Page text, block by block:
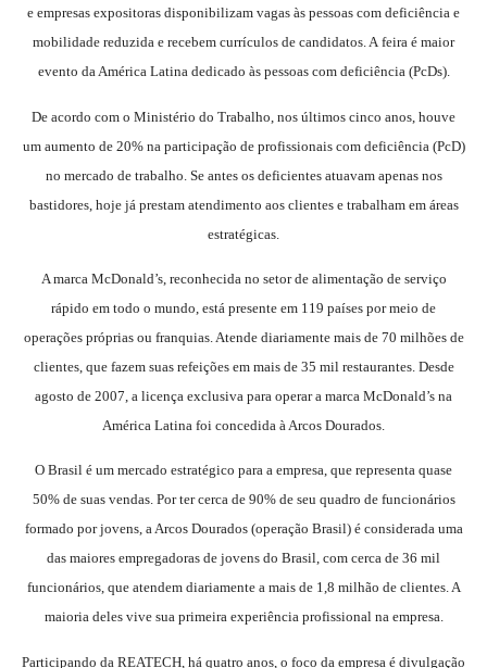
e empresas expositoras disponibilizam vagas às pessoas com deficiência e
mobilidade reduzida e recebem currículos de candidatos. A feira é maior
evento da América Latina dedicado às pessoas com deficiência (PcDs).
De acordo com o Ministério do Trabalho, nos últimos cinco anos, houve
um aumento de 20% na participação de profissionais com deficiência (PcD)
no mercado de trabalho. Se antes os deficientes atuavam apenas nos
bastidores, hoje já prestam atendimento aos clientes e trabalham em áreas
estratégicas.
A marca McDonald’s, reconhecida no setor de alimentação de serviço
rápido em todo o mundo, está presente em 119 países por meio de
operações próprias ou franquias. Atende diariamente mais de 70 milhões de
clientes, que fazem suas refeições em mais de 35 mil restaurantes. Desde
agosto de 2007, a licença exclusiva para operar a marca McDonald’s na
América Latina foi concedida à Arcos Dourados.
O Brasil é um mercado estratégico para a empresa, que representa quase
50% de suas vendas. Por ter cerca de 90% de seu quadro de funcionários
formado por jovens, a Arcos Dourados (operação Brasil) é considerada uma
das maiores empregadoras de jovens do Brasil, com cerca de 36 mil
funcionários, que atendem diariamente a mais de 1,8 milhão de clientes. A
maioria deles vive sua primeira experiência profissional na empresa.
Participando da REATECH, há quatro anos, o foco da empresa é divulgação